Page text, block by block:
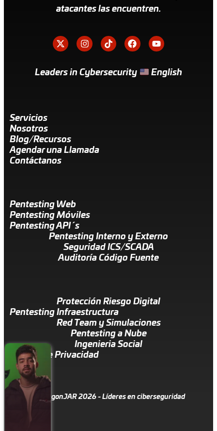
atacantes las encuentren.
Leaders in Cybersecurity English
Servicios
Nosotros
Blog/Recursos
Agendar una Llamada
Contáctanos
Pentesting Web
Pentesting Móviles
Pentesting API´s
Pentesting Interno y Externo
Seguridad ICS/SCADA
Auditoría Código Fuente
Protección Riesgo Digital
Pentesting Infraestructura
Red Team y Simulaciones
Pentesting a Nube
Ingenieria Social
Política de Privacidad
© DragonJAR 2026 - Líderes en ciberseguridad